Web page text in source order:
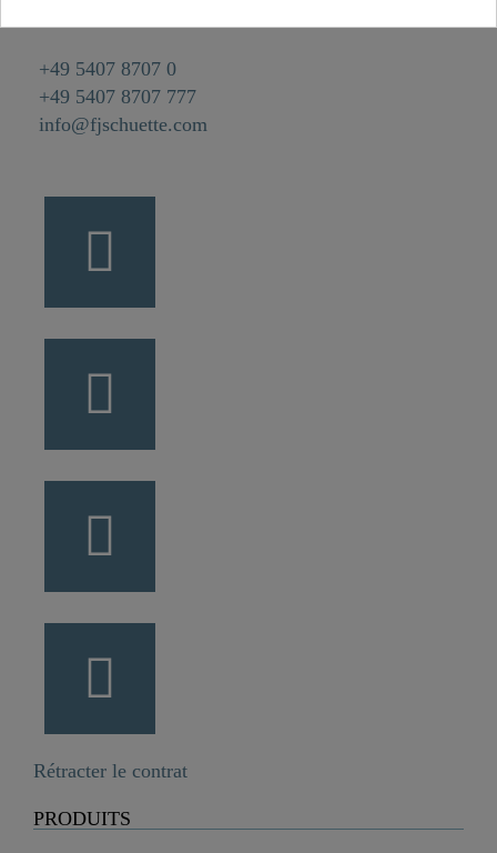
+49 5407 8707 0
+49 5407 8707 777
info@fjschuette.com
Rétracter le contrat
PRODUITS